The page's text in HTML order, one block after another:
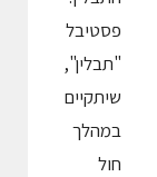
פסטיבל
"תבלין",
שיתקיים
במהלך
חול